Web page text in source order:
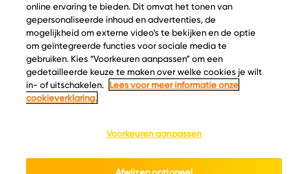
Inspiratie
Kaascatalogus
Recepten
Kaasplankjes
Blog
Informatie
Over ons
Ontdek
Keurmerken
online ervaring te bieden. Dit omvat het tonen van
gepersonaliseerde inhoud en advertenties, de
mogelijkheid om externe video’s te bekijken en de optie
om geïntegreerde functies voor sociale media te
gebruiken. Kies “Voorkeuren aanpassen” om een
gedetailleerde keuze te maken over welke cookies je wilt
in- of uitschakelen.
Lees voor meer informatie onze
cookieverklaring.
Voorkeuren aanpassen